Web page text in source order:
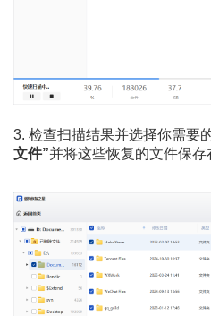
3. 检查扫描结果并选择你需要
文件”并将这些恢复的文件保存